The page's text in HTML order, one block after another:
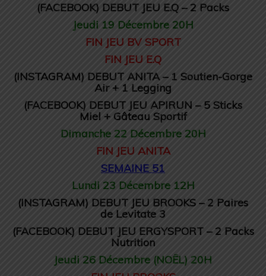
(FACEBOOK) DEBUT JEU E.Q – 2 Packs
Jeudi 19 Décembre 20H
FIN JEU BV SPORT
FIN JEU E.Q
(INSTAGRAM) DEBUT ANITA – 1 Soutien-Gorge
Air + 1 Legging
(FACEBOOK) DEBUT JEU APIRUN – 5 Sticks
Miel + Gâteau Sportif
Dimanche 22 Décembre 20H
FIN JEU ANITA
SEMAINE 51
Lundi 23 Décembre 12H
(INSTAGRAM) DEBUT JEU BROOKS – 2 Paires
de Levitate 3
(FACEBOOK) DEBUT JEU ERGYSPORT – 2 Packs
Nutrition
Jeudi 26 Décembre (NOËL) 20H